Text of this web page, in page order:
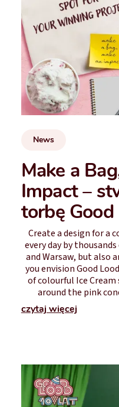
News
Make a
Impact –
torbę
Create a design for a
every day by
and Warsaw, but also
you envision Good
of colourful Ice
around the pink
czytaj więcej